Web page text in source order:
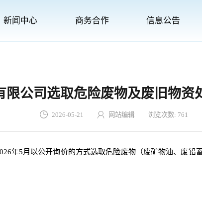
新闻中心 商务合作 信息公告
限公司选取危险废物及废旧物
2026-05-21 网站编辑 浏览次数: 761
年5月以公开询价的方式选取危险废物（废矿物油、废